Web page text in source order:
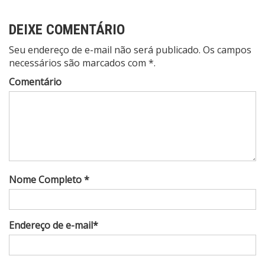
DEIXE COMENTÁRIO
Seu endereço de e-mail não será publicado. Os campos
necessários são marcados com *.
Comentário
Nome Completo *
Endereço de e-mail*